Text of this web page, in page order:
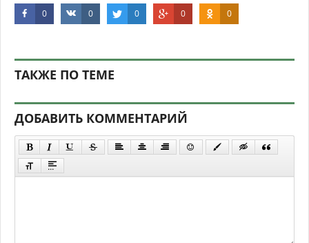
0 0 0 0 0
ТАКЖЕ ПО ТЕМЕ
ДОБАВИТЬ КОММЕНТАРИЙ